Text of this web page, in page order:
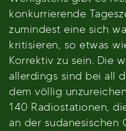
konkurrierende
zumindest eine sich
kritisieren, so etwas
Korrektiv zu sein. Die
allerdings sind bei all
dem völlig
140 Radiostationen,
an der sudanesischen